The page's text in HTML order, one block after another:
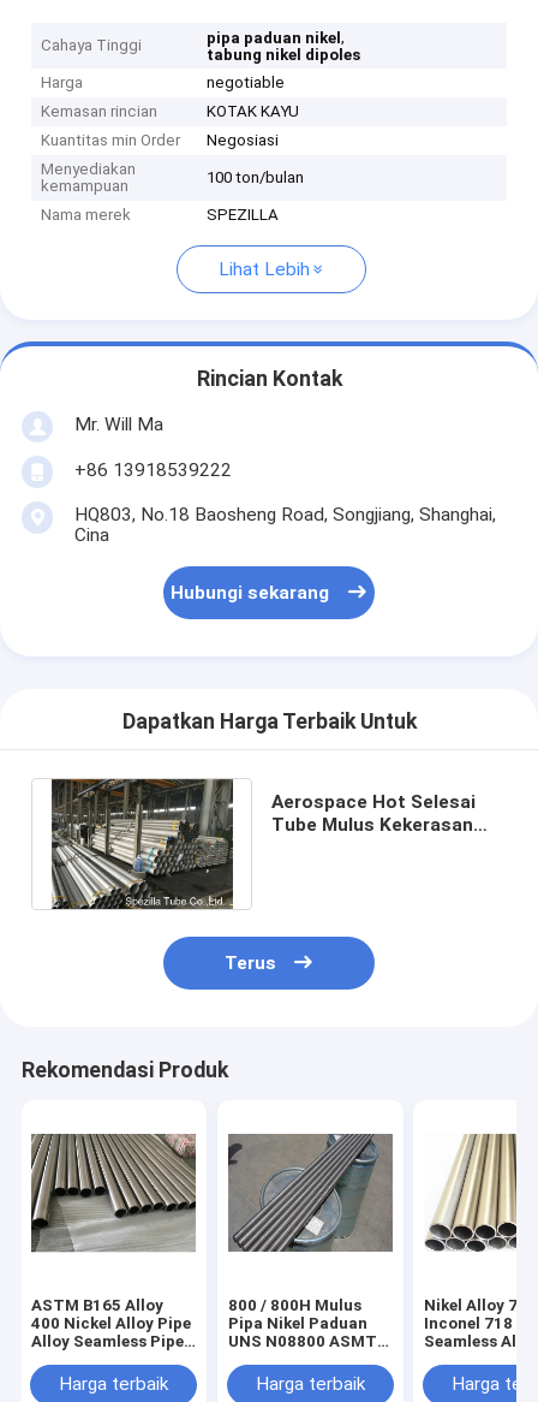
Cahaya Tinggi pipa paduan nikel,
tabung nikel dipoles
Harga
negotiable
Kemasan rincian
KOTAK KAYU
Kuantitas min Order
Negosiasi
Menyediakan
kemampuan
100 ton/bulan
Nama merek SPEZILLA
Lihat Lebih
Rincian Kontak
Mr. Will Ma
+86 13918539222
HQ803, No.18 Baosheng Road, Songjiang, Shanghai,
Cina
Hubungi sekarang
Dapatkan Harga Terbaik Untuk
Aerospace Hot Selesai
Tube Mulus Kekerasan
Terus
Rekomendasi Produk
ASTM B165 Alloy
400 Nickel Alloy Pipe
Alloy Seamless Pipe
PanasHarga terbaik
800 / 800H Mulus
Pipa Nikel Paduan
UNS N08800 ASMT
Harga terbaik
Nikel Alloy
Inconel 718
Seamless
BulatHarga